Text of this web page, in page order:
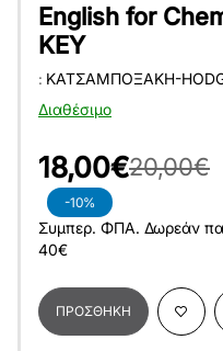
English for
KEY
Διαθέσιμο
: ΚΑΤΣΑΜΠΟΞΆΚΗ-
-10%
18,00€20,00€
Συμπερ. ΦΠΑ. Δωρεάν
40€
ΠΡΟΣΘΉΚΗ